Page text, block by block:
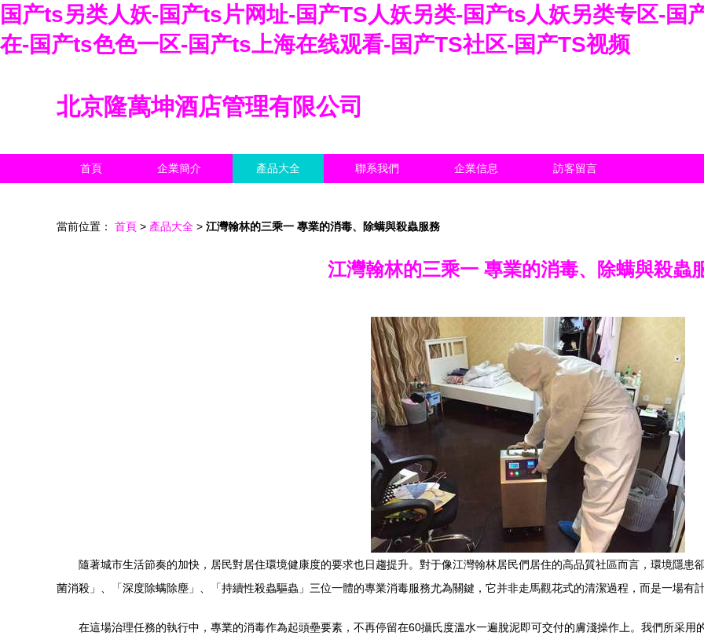
国产ts另类人妖-国产ts片网址-国产TS人妖另类-国产ts人妖另类专区-国
在-国产ts色色一区-国产ts上海在线观看-国产TS社区-国产TS视频
北京隆萬坤酒店管理有限公司
首頁 企業簡介 產品大全 聯系我們 企業信息 訪客留言
當前位置： 首頁 > 產品大全 > 江灣翰林的三乘一 專業的消毒、除螨與殺蟲服務
江灣翰林的三乘一 專業的消毒、除螨與殺蟲
隨著城市生活節奏的加快，居民對居住環境健康度的要求也日趨提升。對于像江灣翰林居民們居住的高品質社區而言，環境隱患
菌消殺」、「深度除螨除塵」、「持續性殺蟲驅蟲」三位一體的專業消毒服務尤為關鍵，它并非走馬觀花式的清潔過程，而是一場有
在這場治理任務的執行中，專業的消毒作為起頭壘要素，不再停留在60攝氏度溫水一遍脫泥即可交付的膚淺操作上。我們所采